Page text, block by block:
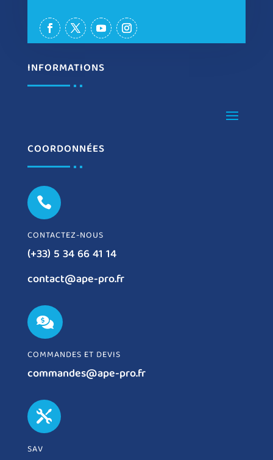
INFORMATIONS
COORDONNÉES

CONTACTEZ-NOUS
(+33) 5 34 66 41 14
contact@ape-pro.fr

COMMANDES ET DEVIS
commandes@ape-pro.fr

SAV